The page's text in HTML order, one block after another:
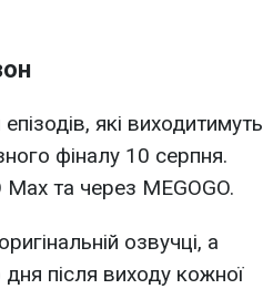
які виходитимуть
фіналу 10 серпня.
та через MEGOGO.
озвучці, а
після виходу кожної